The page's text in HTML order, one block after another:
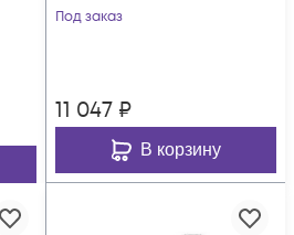
Под заказ
11 047 ₽
В корзину